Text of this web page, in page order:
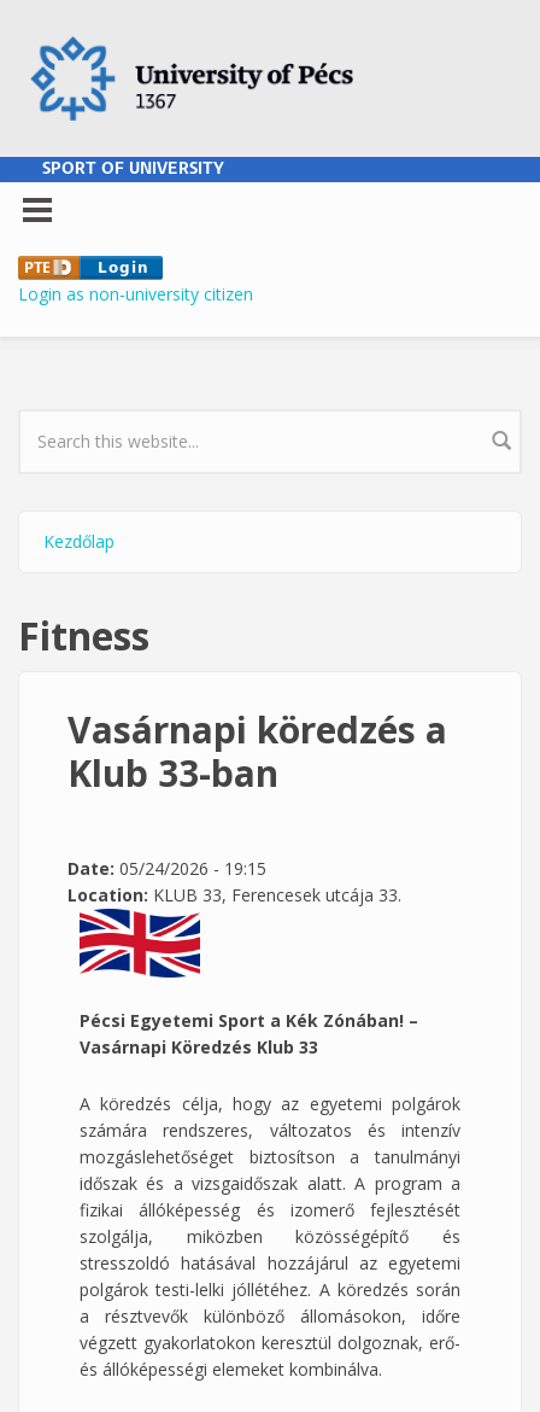
SPORT OF UNIVERSITY
Login as non-university citizen
SEARCH FORM
You are here
Kezdőlap
Fitness
Vasárnapi köredzés a
Klub 33-ban
Date: 05/24/2026 - 19:15
Location: KLUB 33, Ferencesek utcája 33.
Pécsi Egyetemi Sport a Kék Zónában! –
Vasárnapi Köredzés Klub 33
A köredzés célja, hogy az egyetemi polgárok
számára rendszeres, változatos és intenzív
mozgáslehetőséget biztosítson a tanulmányi
időszak és a vizsgaidőszak alatt. A program a
fizikai állóképesség és izomerő fejlesztését
szolgálja, miközben közösségépítő és
stresszoldó hatásával hozzájárul az egyetemi
polgárok testi-lelki jóllétéhez. A köredzés során
a résztvevők különböző állomásokon, időre
végzett gyakorlatokon keresztül dolgoznak, erő-
és állóképességi elemeket kombinálva.